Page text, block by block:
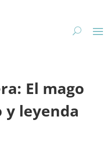
El mago
y leyenda